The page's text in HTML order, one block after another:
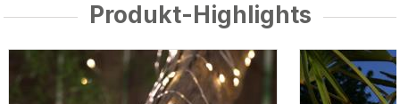
Produkt-Highlights